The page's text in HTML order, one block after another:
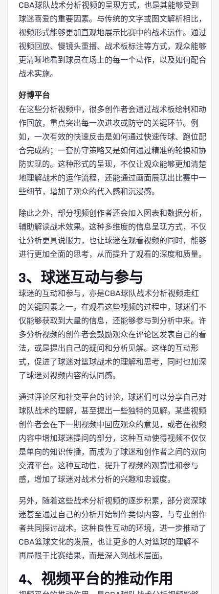
CBA球队战术分析视频的呈现方式，也是其能够受到
球迷喜爱的重要因素。与传统的文字或图文解析相比，
视频形式能够更加直观地展示比赛中的战术运作。通过
视频回放、慢镜头重播、战术板标注等方式，观众能够
更清晰地看到球员在场上的每一个动作，以及如何配合
战术实施。
好博平台
在这些分析视频中，很多创作者会通过战术板绘制和动
作回放，重点突出每一次进攻或防守的关键环节。例
如，一次有效的快速反击是如何通过快速传球、跑位配
合完成的；一套防守策略又是如何通过精准的轮换和协
防实现的。这种形式的呈现，不仅让观众能够更加清楚
地理解战术的运作流程，还能通过画面展现出比赛中一
些细节，增加了观众的代入感和沉浸感。
除此之外，部分视频创作者还会加入图表和数据分析，
辅助解读战术效果。这种多维度的信息呈现方式，不仅
让分析更具说服力，也让球迷在观看视频的同时，能够
进行更加全面的思考，从而提升了观看的深度和质量。
3、球迷互动与参与
球迷的互动和参与，亦是CBA球队战术分析视频走红
的关键因素之一。在观看这些视频的过程中，球迷们不
仅能够获取到大量的信息，还能够参与到分析中来。许
多分析视频的创作者会鼓励观众在评论区发表自己的看
法，或是提出自己的疑问和分析见解。这样的互动形
式，促进了球迷对篮球战术的理解和思考，同时也加深
了球迷对视频内容的认同感。
通过评论区和社交平台的讨论，球迷们可以分享自己对
球队战术的理解，甚至提出一些独特的见解。某些视频
创作者会在下一期视频中回应观众的意见，或者在视频
内容中增加球迷提问的部分，这种互动使得视频不仅仅
是单向的知识传播，而成为了球迷和创作者之间的双向
交流平台。这种互动性，提升了视频的观赏性和参与
感，增加了球迷对战术分析的兴趣和忠诚度。
另外，随着这些战术分析视频的逐步积累，部分资深球
迷甚至通过自己的分析开始制作类似内容，与专业创作
者共同探讨战术。这种良性互动的环境，进一步推动了
CBA篮球文化的发展，也让更多的人对篮球的理解不
再局限于比赛结果，而是深入到战术层面。
4、视频平台的推动作用